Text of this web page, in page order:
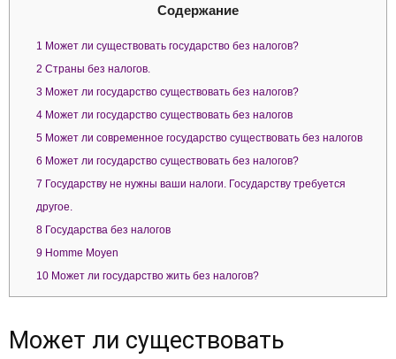
Содержание
1 Может ли существовать государство без налогов?
2 Страны без налогов.
3 Может ли государство существовать без налогов?
4 Может ли государство существовать без налогов
5 Может ли современное государство существовать без налогов
6 Может ли государство существовать без налогов?
7 Государству не нужны ваши налоги. Государству требуется
другое.
8 Государства без налогов
9 Homme Moyen
10 Может ли государство жить без налогов?
Может ли существовать